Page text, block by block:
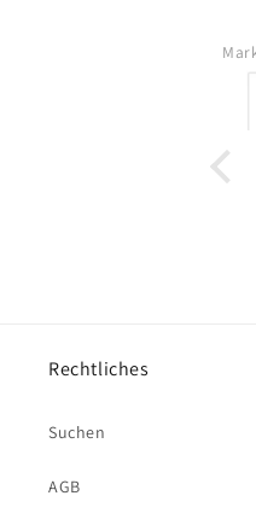
Rechtliches
Suchen
AGB